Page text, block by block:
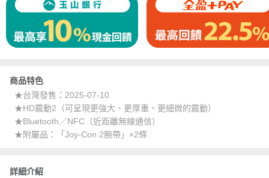
商品特色
★台灣發售：2025-07-10
★HD震動2（可呈現更強大、更厚重、更細微的震動）
★Bluetooth／NFC（近距離無線通信）
★附屬品：「Joy-Con 2腕帶」×2條
詳細介紹